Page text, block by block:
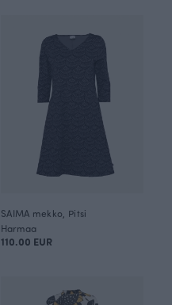
SAIMA mekko, Pitsi
Harmaa
110.00 EUR